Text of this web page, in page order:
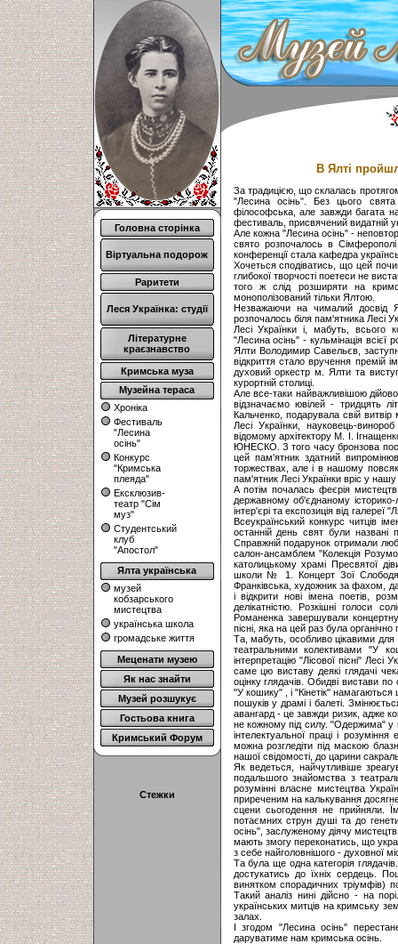
Головна сторінка
Віртуальна подорож
Раритети
Леся Українка: студії
Літературне
краєзнавство
Кримська муза
Музейна тераса
Хроніка
Фестиваль
"Лесина
осінь"
Конкурс
"Кримська
плеяда"
Ексклюзив-
театр "Сім
муз"
Студентський
клуб
"Апостол"
Ялта українська
музей
кобзарського
мистецтва
українська школа
громадське життя
Меценати музею
Як нас знайти
Музей розшукує
Гостьова книга
Кримський Форум
Стежки
В Ялті
За традицією, що склалась протягом
"Лесина осінь". Без цього
філософська, але завжди багата
фестиваль, присвячений видатній
Але кожна "Лесина осінь" -
свято розпочалось в Сімферополі
конференції стала кафедра
Хочеться сподіватись, що цей
глибокої творчості поетеси не
того ж слід розширяти на
монополізований тільки Ялтою.
Незважаючи на чималий досвід
розпочалось біля пам'ятника Лесі
Лесі Українки і, мабуть, всього
"Лесина осінь" - кульмінація всієї
Ялти Володимир Савельєв,
відкриття стало вручення премій
духовий оркестр м. Ялти та
курортній столиці.
Але все-таки найважливішою
відзначаємо ювілей - тридцять
Кальченко, подарувала свій витвір
Лесі Українки, науковець-
відомому архітектору М. І.
ЮНЕСКО. З того часу бронзова
цей пам'ятник здатний
торжествах, але і в нашому
пам'ятник Лесі Українки вріс у
А потім почалась феєрія
державному об'єднаному історико-
інтер'єрі та експозиція від
Всеукраїнський конкурс читців
останній день свят були
Справжній подарунок отримали
салон-ансамблем "Колекція
католицькому храмі Пресвятої
школи № 1. Концерт Зої Слободян
Франківська, художник за фахом,
і відкрити нові імена поетів,
делікатністю. Розкішні голоси
Романенка завершували
пісні, яка на цей раз була
Та, мабуть, особливо цікавими
театральними колективами "У
інтерпретацію "Лісової пісні"
саме цю виставу деякі глядачі
оцінку глядачів. Обидві вистави
"У кошику" , і "Кінетік"
пошуків у драмі і балеті.
авангард - це завжди ризик, адже
не кожному під силу. "Одержима" у
інтелектуальної праці і
можна розгледіти під маскою
нашої свідомості, до царини
Як ведеться, найчутливіше
подальшого знайомства з
розумінні власне мистецтва
приреченим на калькування
сцени сьогодення не прийняли.
потаємних струн душі та до
осінь", заслуженому діячу
мають змогу переконатись, що
з себе найголовнішого - духовної
Та була ще одна категорія
достукатись до їхніх сердець.
винятком спорадичних тріумфів)
Такий аналіз нині дійсно - на
українських митців на кримську
залах.
І згодом "Лесина осінь"
даруватиме нам кримська осінь.